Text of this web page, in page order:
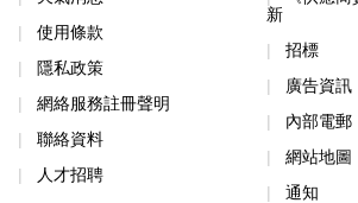
使用條款
隱私政策
網絡服務註冊聲明
聯絡資料
人才招聘
新
招標
廣告資訊
內部電郵
網站地圖
通知